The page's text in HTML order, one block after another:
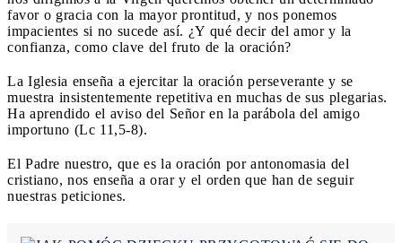
favor o gracia con la mayor prontitud, y nos ponemos
impacientes si no sucede así. ¿Y qué decir del amor y la
confianza, como clave del fruto de la oración?
La Iglesia enseña a ejercitar la oración perseverante y se
muestra insistentemente repetitiva en muchas de sus plegarias.
Ha aprendido el aviso del Señor en la parábola del amigo
importuno (Lc 11,5-8).
El Padre nuestro, que es la oración por antonomasia del
cristiano, nos enseña a orar y el orden que han de seguir
nuestras peticiones.